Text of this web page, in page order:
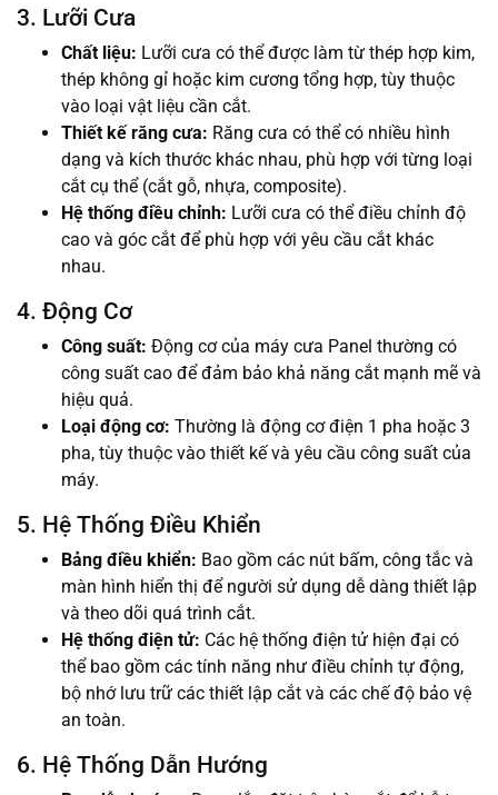
3. Lưỡi Cưa
Chất liệu: Lưỡi cưa có thể được làm từ thép hợp kim,
thép không gỉ hoặc kim cương tổng hợp, tùy thuộc
vào loại vật liệu cần cắt.
Thiết kế răng cưa: Răng cưa có thể có nhiều hình
dạng và kích thước khác nhau, phù hợp với từng loại
cắt cụ thể (cắt gỗ, nhựa, composite).
Hệ thống điều chỉnh: Lưỡi cưa có thể điều chỉnh độ
cao và góc cắt để phù hợp với yêu cầu cắt khác
nhau.
4. Động Cơ
Công suất: Động cơ của máy cưa Panel thường có
công suất cao để đảm bảo khả năng cắt mạnh mẽ và
hiệu quả.
Loại động cơ: Thường là động cơ điện 1 pha hoặc 3
pha, tùy thuộc vào thiết kế và yêu cầu công suất của
máy.
5. Hệ Thống Điều Khiển
Bảng điều khiển: Bao gồm các nút bấm, công tắc và
màn hình hiển thị để người sử dụng dễ dàng thiết lập
và theo dõi quá trình cắt.
Hệ thống điện tử: Các hệ thống điện tử hiện đại có
thể bao gồm các tính năng như điều chỉnh tự động,
bộ nhớ lưu trữ các thiết lập cắt và các chế độ bảo vệ
an toàn.
6. Hệ Thống Dẫn Hướng